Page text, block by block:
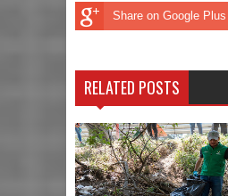
Share on Google Plus
RELATED POSTS